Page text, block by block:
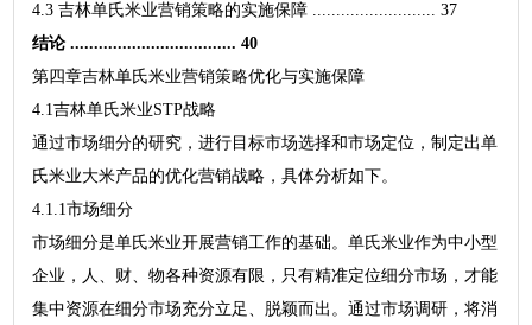
4.3 吉林单氏米业营销策略的实施保障 .......................... 37
结论 ................................... 40
第四章吉林单氏米业营销策略优化与实施保障
4.1吉林单氏米业STP战略
通过市场细分的研究，进行目标市场选择和市场定位，制定出单
氏米业大米产品的优化营销战略，具体分析如下。
4.1.1市场细分​
市场细分是单氏米业开展营销工作的基础。单氏米业作为中小型
企业，人、财、物各种资源有限，只有精准定位细分市场，才能
集中资源在细分市场充分立足、脱颖而出。通过市场调研，将消